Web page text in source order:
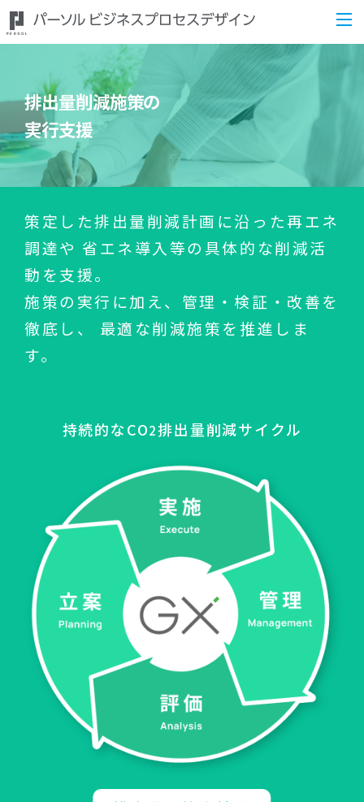
排出量削減施策の
実行支援
策定した排出量削減計画に沿った再エネ
調達や 省エネ導入等の具体的な削減活
動を支援。
施策の実行に加え、管理・検証・改善を
徹底し、
最適な削減施策を推進しま
す。
持続的なCO2排出量削減サイクル